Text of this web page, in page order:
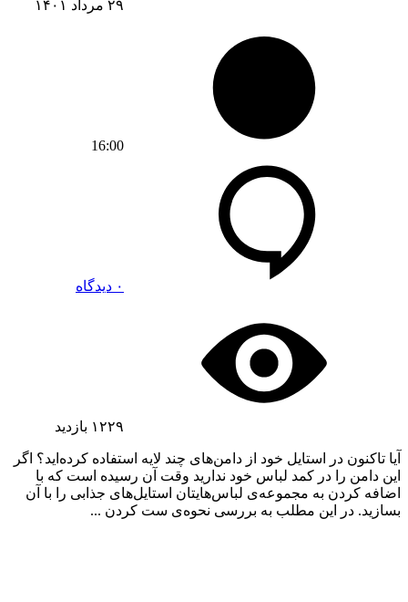
۲۹ مرداد ۱۴۰۱
16:00
۰ دیدگاه
۱۲۲۹ بازدید
آیا تاکنون در استایل خود از دامن‌های چند لایه استفاده کرده‌اید؟ اگر
این دامن را در کمد لباس خود ندارید وقت آن رسیده است که با
اضافه کردن به مجموعه‌ی لباس‌هایتان استایل‌های جذابی را با آن
بسازید. در این مطلب به بررسی نحوه‌ی ست کردن ...